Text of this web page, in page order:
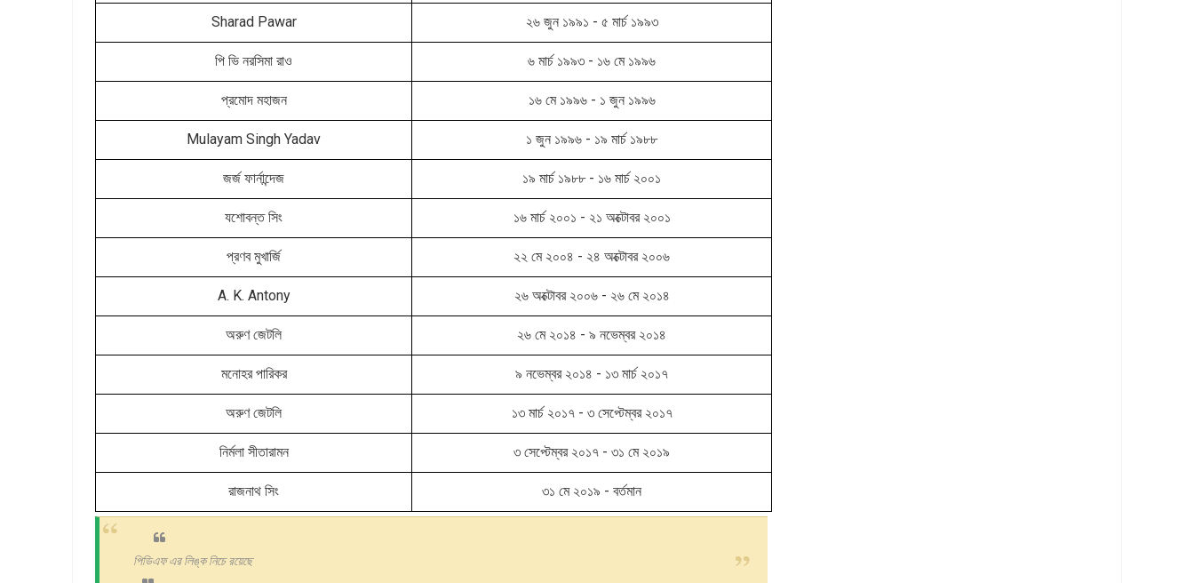
Sharad Pawar ২৬ জুন ১৯৯১ - ৫ মার্চ ১৯৯৩
পি ভি নরসিমা রাও ৬ মার্চ ১৯৯৩ - ১৬ মে ১৯৯৬
প্রমোদ মহাজন ১৬ মে ১৯৯৬ - ১ জুন ১৯৯৬
Mulayam Singh Yadav ১ জুন ১৯৯৬ - ১৯ মার্চ ১৯৮৮
জর্জ ফার্নান্দেজ ১৯ মার্চ ১৯৮৮ - ১৬ মার্চ ২০০১
যশোবন্ত সিং ১৬ মার্চ ২০০১ - ২১ অক্টোবর ২০০১
প্রণব মুখার্জি ২২ মে ২০০৪ - ২৪ অক্টোবর ২০০৬
A. K. Antony ২৬ অক্টোবর ২০০৬ - ২৬ মে ২০১৪
অরুণ জেটলি ২৬ মে ২০১৪ - ৯ নভেম্বর ২০১৪
মনোহর পারিকর ৯ নভেম্বর ২০১৪ - ১৩ মার্চ ২০১৭
অরুণ জেটলি ১৩ মার্চ ২০১৭ - ৩ সেপ্টেম্বর ২০১৭
নির্মলা সীতারামন ৩ সেপ্টেম্বর ২০১৭ - ৩১ মে ২০১৯
রাজনাথ সিং ৩১ মে ২০১৯ - বর্তমান
পিডিএফ এর লিঙ্ক নিচে রয়েছে